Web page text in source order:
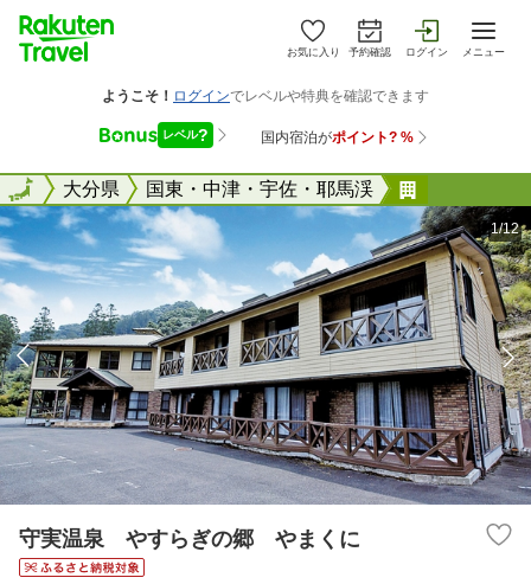
お気に入り 予約確認 ログイン メニュー
全国大分県 国東・中津・宇佐・耶馬渓
全国
1/12
守実温泉 やすらぎの郷 やまくに